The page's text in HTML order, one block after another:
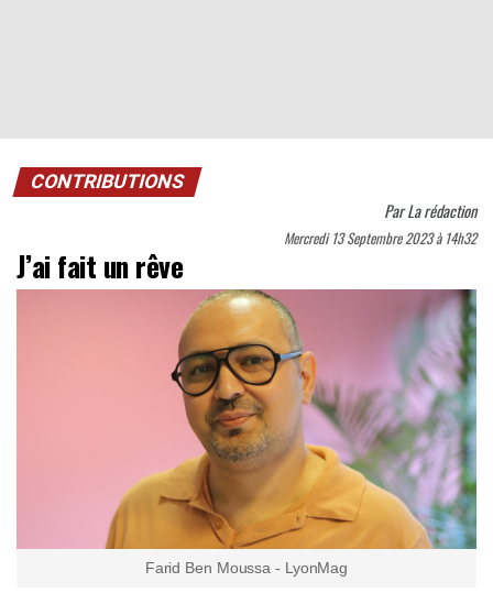
CONTRIBUTIONS
ParLa rédaction
Mercredi 13 Septembre 2023 à 14h32
J’ai fait un rêve
Farid Ben Moussa - LyonMag